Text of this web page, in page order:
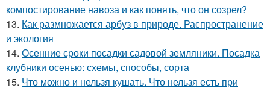
компостирование навоза и как понять, что он созрел?
13. Как размножается арбуз в природе. Распространение
и экология
14. Осенние сроки посадки садовой земляники. Посадка
клубники осенью: схемы, способы, сорта
15. Что можно и нельзя кушать. Что нельзя есть при